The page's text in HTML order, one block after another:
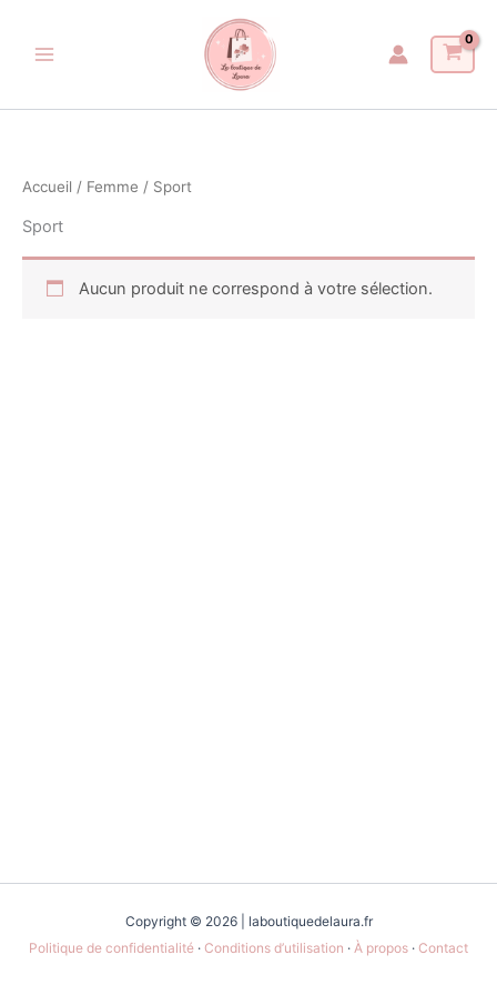
contenu
Accueil / Femme / Sport
Sport
Aucun produit ne correspond à votre sélection.
Copyright © 2026 | laboutiquedelaura.fr
Politique de confidentialité · Conditions d’utilisation · À propos · Contact